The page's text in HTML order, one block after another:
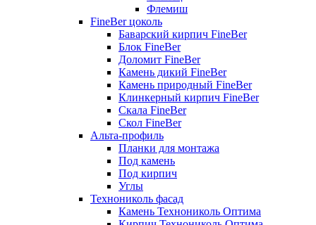
Флемиш
FineBer цоколь
Баварский кирпич FineBer
Блок FineBer
Доломит FineBer
Камень дикий FineBer
Камень природный FineBer
Клинкерный кирпич FineBer
Скала FineBer
Скол FineBer
Альта-профиль
Планки для монтажа
Под камень
Под кирпич
Углы
Технониколь фасад
Камень Технониколь Оптима